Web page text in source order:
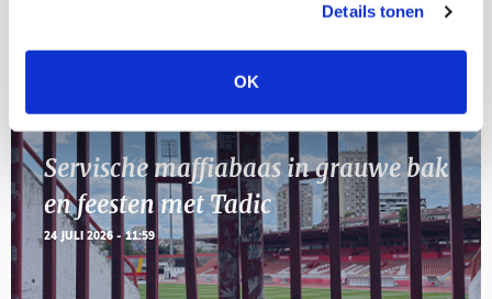
Details tonen
OK
Servische maffiabaas in grauwe bak
en feesten met Tadic
24 JULI 2026 - 11:59